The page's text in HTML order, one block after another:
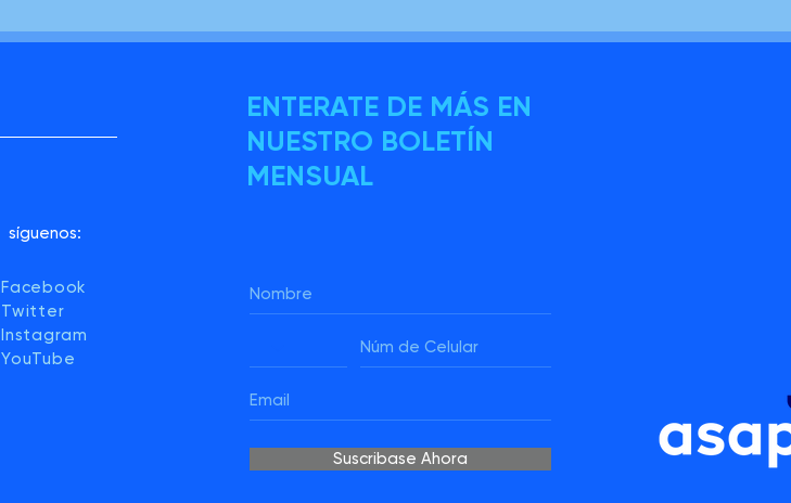
ENTERATE DE MÁS EN
NUESTRO BOLETÍN
MENSUAL
síguenos:
Facebook
Twitter
Instagram
YouTube
Suscribase Ahora